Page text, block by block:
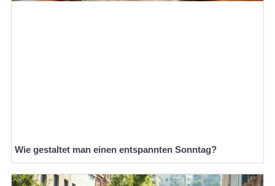
Wie gestaltet man einen entspannten Sonntag?